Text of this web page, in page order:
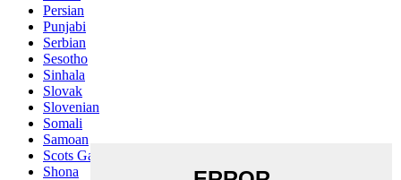
Persian
Punjabi
Serbian
Sesotho
Sinhala
Slovak
Slovenian
Somali
Samoan
Scots Gaelic
Shona